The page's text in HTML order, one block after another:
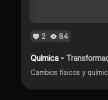
2 84
Química -